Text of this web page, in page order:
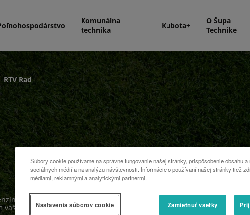
Komunálna
technika
Kubota+
O Šupa
Technike
RTV Rad
verzií (400 a 500 cm3) a jedného
vašim potrebám.
Súbory cookie používame na správne fungovanie našej stránky, prispôsobenie obsahu
sociálnych médií a na analýzu návštevnosti. Informácie o používaní našej stránky tiež
médiami, reklamnými a analytickými partnermi.
Zamietnuť všetky
Nastavenia súborov cookie